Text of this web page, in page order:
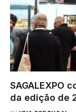
SAGALEXPO
da edição de